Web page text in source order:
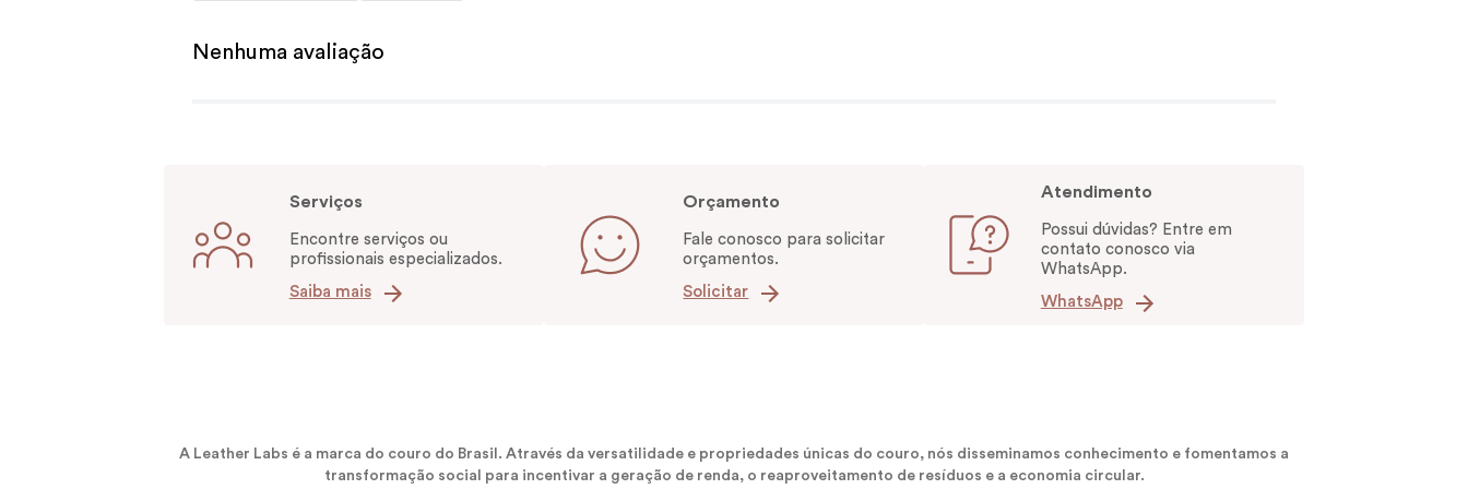
Nenhuma avaliação
Serviços
Encontre serviços ou
profissionais especializados.
Saiba mais
Orçamento
Fale conosco para solicitar
orçamentos.
Solicitar
Atendimento
Possui dúvidas? Entre em
contato conosco via
WhatsApp.
WhatsApp
A Leather Labs é a marca do couro do Brasil. Através da versatilidade e propriedades únicas do couro, nós disseminamos conhecimento e fomentamos a
transformação social para incentivar a geração de renda, o reaproveitamento de resíduos e a economia circular.